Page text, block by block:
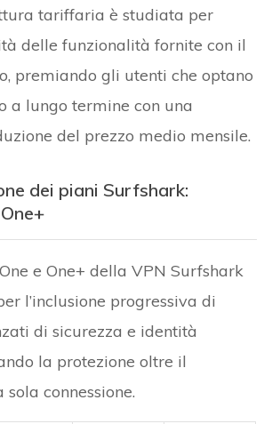
tariffaria è studiata per
delle funzionalità fornite con il
premiando gli utenti che optano
a lungo termine con una
del prezzo medio mensile.
dei piani Surfshark:
e One+ della VPN Surfshark
l’inclusione progressiva di
di sicurezza e identità
la protezione oltre il
connessione.